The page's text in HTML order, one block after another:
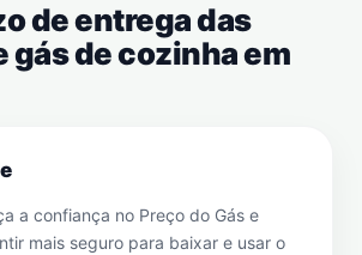
de entrega das
gás de cozinha em
a confiança no Preço do Gás e
mais seguro para baixar e usar o